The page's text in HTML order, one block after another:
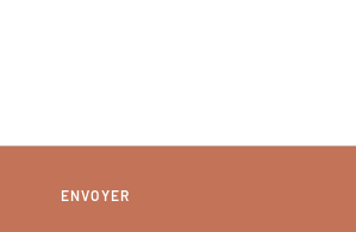
ENVOYER